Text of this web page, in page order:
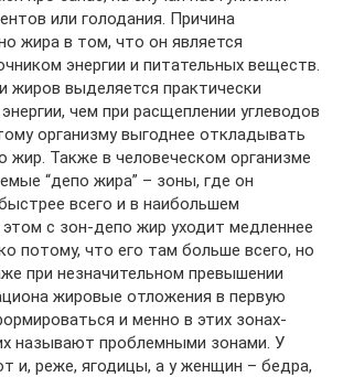
или голодания. Причина
жира в том, что он является
энергии и питательных веществ.
жиров выделяется практически
чем при расщеплении углеводов
организму выгоднее откладывать
жир. Также в человеческом организме
“депо жира” – зоны, где он
всего и в наибольшем
с зон-депо жир уходит медленнее
потому, что его там больше всего, но
при незначительном превышении
жировые отложения в первую
и менно в этих зонах-
называют проблемными зонами. У
и, реже, ягодицы, а у женщин – бедра,